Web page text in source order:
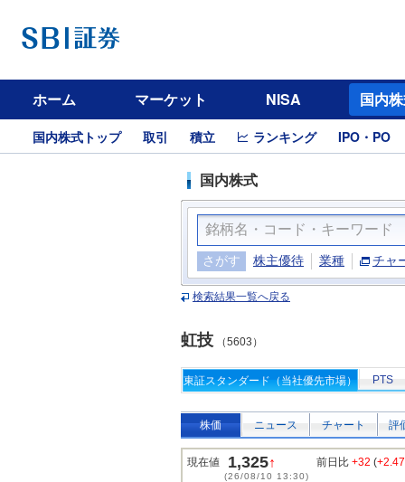
ホーム マーケット NISA 国内
国内株式トップ 取引 積立 ランキング IPO・PO
国内株式
さがす 株主優待 業種 チャ
検索結果一覧へ戻る
虹技 （5603）
東証スタンダード（当社優先市場） PTS
株価 ニュース チャート 評
現在値 1,325↑
(26/08/10 13:30)
前日比 +32 (